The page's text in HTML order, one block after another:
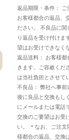
返品期限・条件： ご
お客様都合の返品、
ださい。 不良品に
り返品を受け付けま
望はお受けできなく
返品送料： お客様都
きます。ご容赦くだ
は当社負担とさせて
不良品： 弊社へ事前
後に良品と交換もし
にメールまたは電話
交換のご要望はお受
い。 ＊なお、ご注
様都合の返品、交換